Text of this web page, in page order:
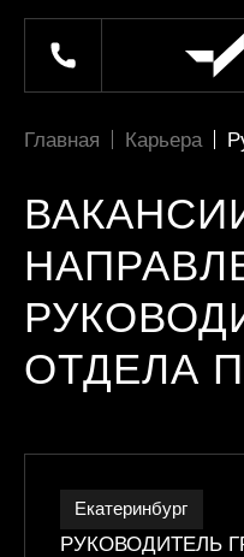
Главная Карьера
ОТДЕЛА
Екатеринбург
РУКОВОДИТЕЛЬ